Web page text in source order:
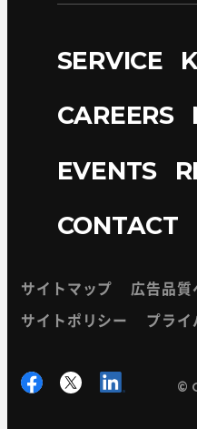
SERVICE
CAREERS
EVENTS
CONTACT
サイトマップ
広告品
サイトポリシー
プライ
©